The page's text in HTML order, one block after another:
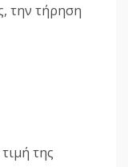
την τήρηση
της